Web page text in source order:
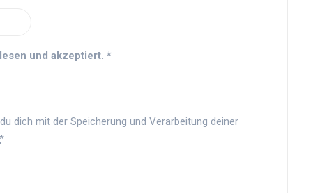
und akzeptiert. *
dich mit der Speicherung und Verarbeitung deiner
*